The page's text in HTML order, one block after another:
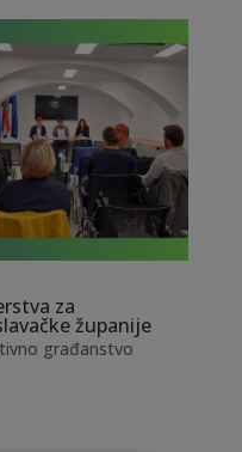
za
županije
građanstvo